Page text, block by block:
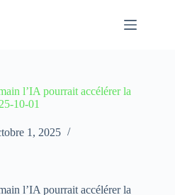
l’IA pourrait accélérer la
10-01
1, 2025
l’IA pourrait accélérer la